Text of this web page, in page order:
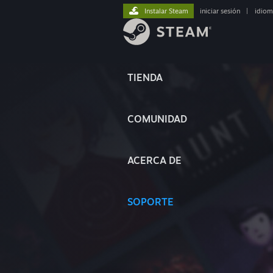
TIENDA
COMUNIDAD
ACERCA DE
SOPORTE
Instalar Steam iniciar sesión